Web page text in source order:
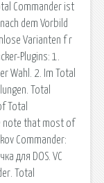
Commander ist
dem Vorbild
Varianten f r
Plugins: 1.
Wahl. 2. Im Total
Total
Total
note that most of
Commander:
для DOS. VC
Total